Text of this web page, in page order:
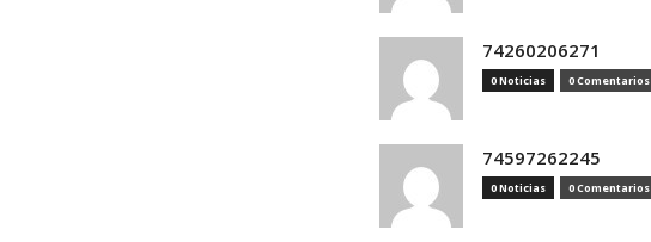
74260206271
0 Noticias 0 Comentarios
74597262245
0 Noticias 0 Comentarios